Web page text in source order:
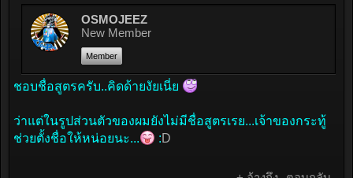
OSMOJEEZ
New Member
Member
ชอบชื่อสูตรครับ..คิดด้ายงัยเนี่ย
ว่าแต่ในรูปส่วนตัวของผมยังไม่มีชื่อสูตรเรย...เจ้าของกระทู้
ช่วยตั้งชื่อให้หน่อยนะ...
:D